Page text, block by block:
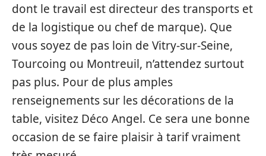
dont le travail est directeur des transports et
de la logistique ou chef de marque). Que
vous soyez de pas loin de Vitry-sur-Seine,
Tourcoing ou Montreuil, n’attendez surtout
pas plus. Pour de plus amples
renseignements sur les décorations de la
table, visitez Déco Angel. Ce sera une bonne
occasion de se faire plaisir à tarif vraiment